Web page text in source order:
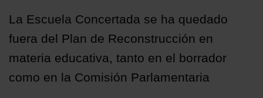
La Escuela Concertada se ha quedado
fuera del Plan de Reconstrucción en
materia educativa, tanto en el borrador
como en la Comisión Parlamentaria